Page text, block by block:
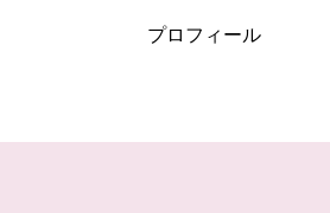
プロフィール